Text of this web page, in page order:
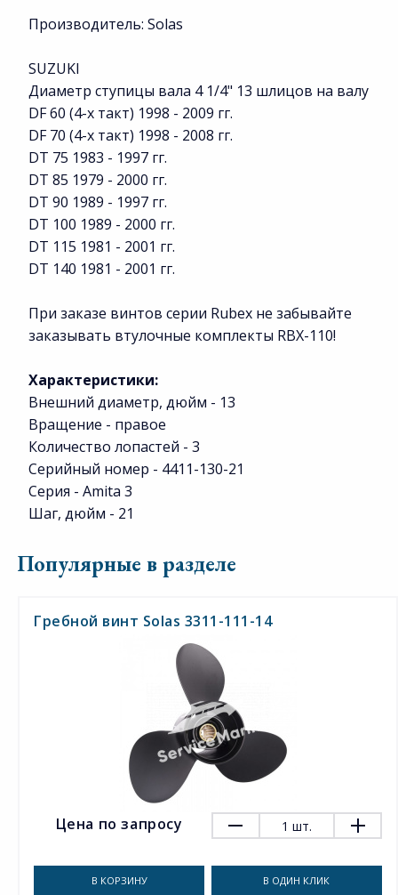
Производитель: Solas
SUZUKI
Диаметр ступицы вала 4 1/4" 13 шлицов на валу
DF 60 (4-х такт) 1998 - 2009 гг.
DF 70 (4-х такт) 1998 - 2008 гг.
DT 75 1983 - 1997 гг.
DT 85 1979 - 2000 гг.
DT 90 1989 - 1997 гг.
DT 100 1989 - 2000 гг.
DT 115 1981 - 2001 гг.
DT 140 1981 - 2001 гг.
При заказе винтов серии Rubex не забывайте
заказывать втулочные комплекты RBX-110!
Характеристики:
Внешний диаметр, дюйм - 13
Вращение - правое
Количество лопастей - 3
Серийный номер - 4411-130-21
Серия - Amita 3
Шаг, дюйм - 21
Популярные в разделе
Гребной винт Solas 3311-111-14
Цена по запросу 1 шт.
В КОРЗИНУ В ОДИН КЛИК